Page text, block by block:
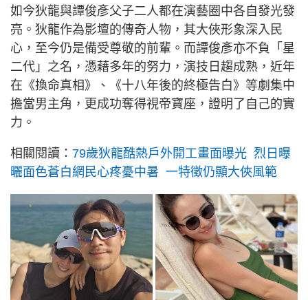
如今狄龍與譚俊彥父子二人都在演藝圈中各自發光發
亮。狄龍作為影壇的傳奇人物，其大俠形象深入民
心，至今仍是備受尊敬的前輩。而譚俊彥亦不負「星
二代」之名，憑藉多年的努力，演技日趨成熟，近年
在《換命真相》、《十八年後的終極告白》等劇集中
擔當男主角，更成功奪得視帝寶座，證明了自己的實
力。
相關閱讀： 79歲狄龍酷熱戶外開工畫面曝光 烈日曝
曬面色蒼白網民心疼憂中暑 一特徵仍顯大俠風範